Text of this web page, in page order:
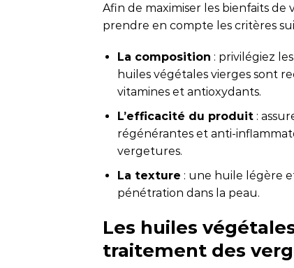
Afin de maximiser les bienfaits
prendre en compte les critères
La composition : privilégiez
huiles végétales vierges sont
vitamines et antioxydants.
L’efficacité du produit:
régénérantes et anti-
vergetures.
La texture : une huile légère
pénétration dans la peau.
Les huiles
traitement des